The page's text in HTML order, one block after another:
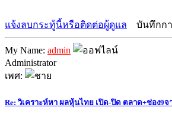
แจ้งลบกระทู้นี้หรือติดต่อผู้ดูแล บันทึกกา
My Name: admin
Administrator
เพศ:
Re: วิเคราะห์หา ผลหุ้นไทย เปิด-ปิด ตลาด+ช่อง9จ